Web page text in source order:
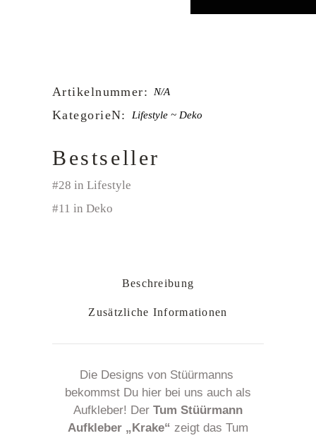
Artikelnummer: N/A
KategorieN: Lifestyle Deko
Bestseller
#28 in Lifestyle
#11 in Deko
Beschreibung
Zusätzliche Informationen
Die Designs von Stüürmanns
bekommst Du hier bei uns auch als
Aufkleber! Der Tum Stüürmann
Aufkleber „Krake“ zeigt das Tum